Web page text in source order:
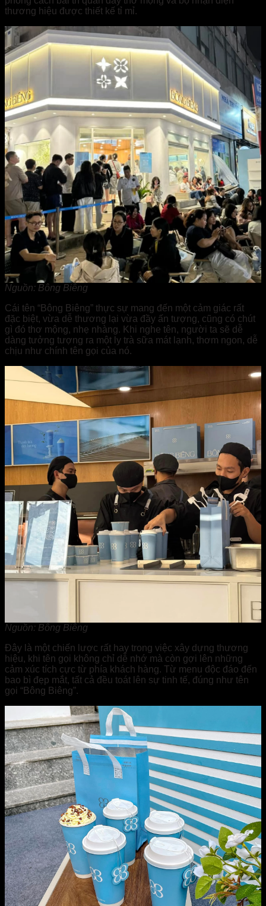
thương hiệu được thiết kế tỉ mỉ.
Nguồn: Bông Biêng
Cái tên “Bông Biêng” thực sự mang đến một cảm giác rất
đặc biệt, vừa dễ thương lại vừa đầy ấn tượng, cũng có chút
gì đó thơ mộng, nhẹ nhàng. Khi nghe tên, người ta sẽ dễ
dàng tưởng tượng ra một ly trà sữa mát lạnh, thơm ngon, dễ
chịu như chính tên gọi của nó.
Nguồn: Bông Biêng
Đây là một chiến lược rất hay trong việc xây dựng thương
hiệu, khi tên gọi không chỉ dễ nhớ mà còn gợi lên những
cảm xúc tích cực từ phía khách hàng. Từ menu độc đáo đến
bao bì đẹp mắt, tất cả đều toát lên sự tinh tế, đúng như tên
gọi “Bông Biêng”.